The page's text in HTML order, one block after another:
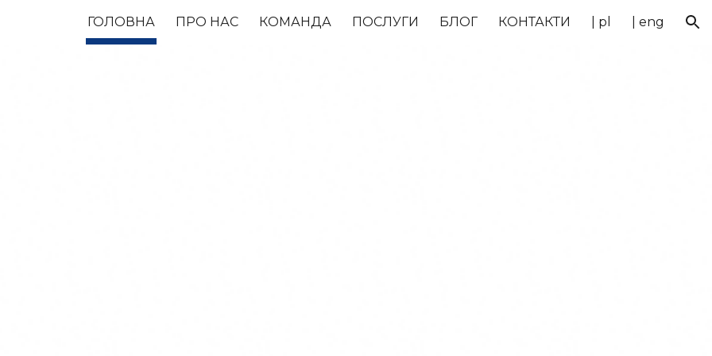
to main content Skip to navigation
ГОЛОВНА ПРО НАС КОМАНДА ПОСЛУГИ БЛОГ КОНТАКТИ | pl | eng